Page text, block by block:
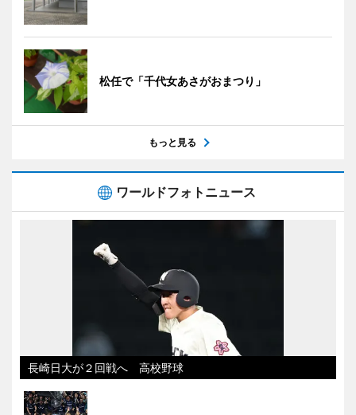
松任で「千代女あさがおまつり」
もっと見る
ワールドフォトニュース
長崎日大が２回戦へ 高校野球